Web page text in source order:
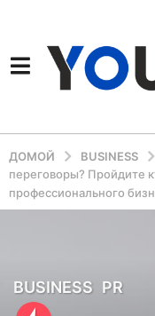
ДОМОЙ BUSINESS
переговоры? Пройдите
профессионального
4
г
BUSINESS ,PR